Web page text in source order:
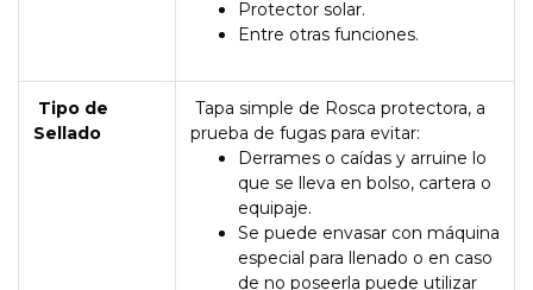
Protector solar.
Entre otras funciones.
Tipo de
Sellado
Tapa simple de Rosca protectora, a
prueba de fugas para evitar:
Derrames o caídas y arruine lo
que se lleva en bolso, cartera o
equipaje.
Se puede envasar con máquina
especial para llenado o en caso
de no poseerla puede utilizar